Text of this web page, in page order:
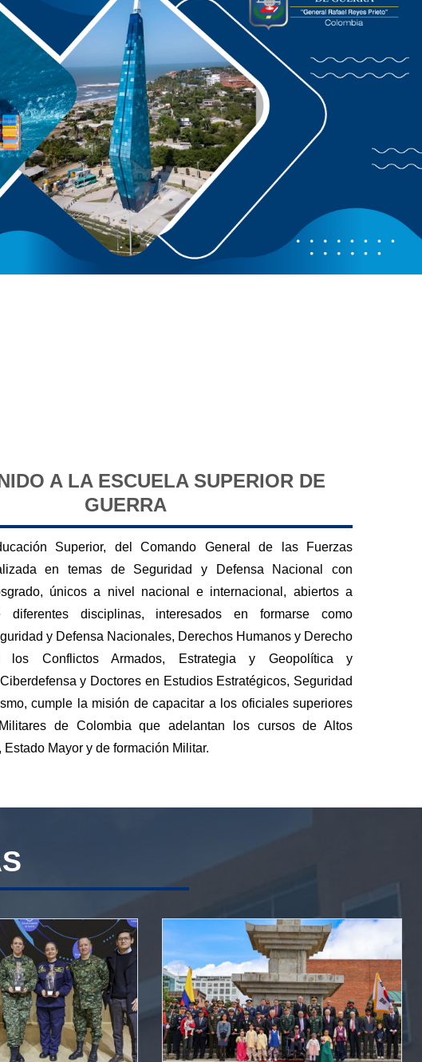
A LA ESCUELA SUPERIOR DE
GUERRA
Superior, del Comando General de las Fuerzas
en temas de Seguridad y Defensa Nacional con
únicos a nivel nacional e internacional, abiertos a
diferentes disciplinas, interesados en formarse como
y Defensa Nacionales, Derechos Humanos y Derecho
los Conflictos Armados, Estrategia y Geopolítica y
y Doctores en Estudios Estratégicos, Seguridad
cumple la misión de capacitar a los oficiales superiores
de Colombia que adelantan los cursos de Altos
Estado Mayor y de formación Militar.